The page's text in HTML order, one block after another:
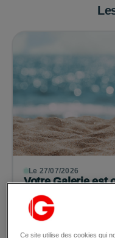
Le 27/07/2026
Votre Galerie est
Ouverture
exceptionnellement
19h 🕘 Profitez d...
Ce site utilise des cookies qui